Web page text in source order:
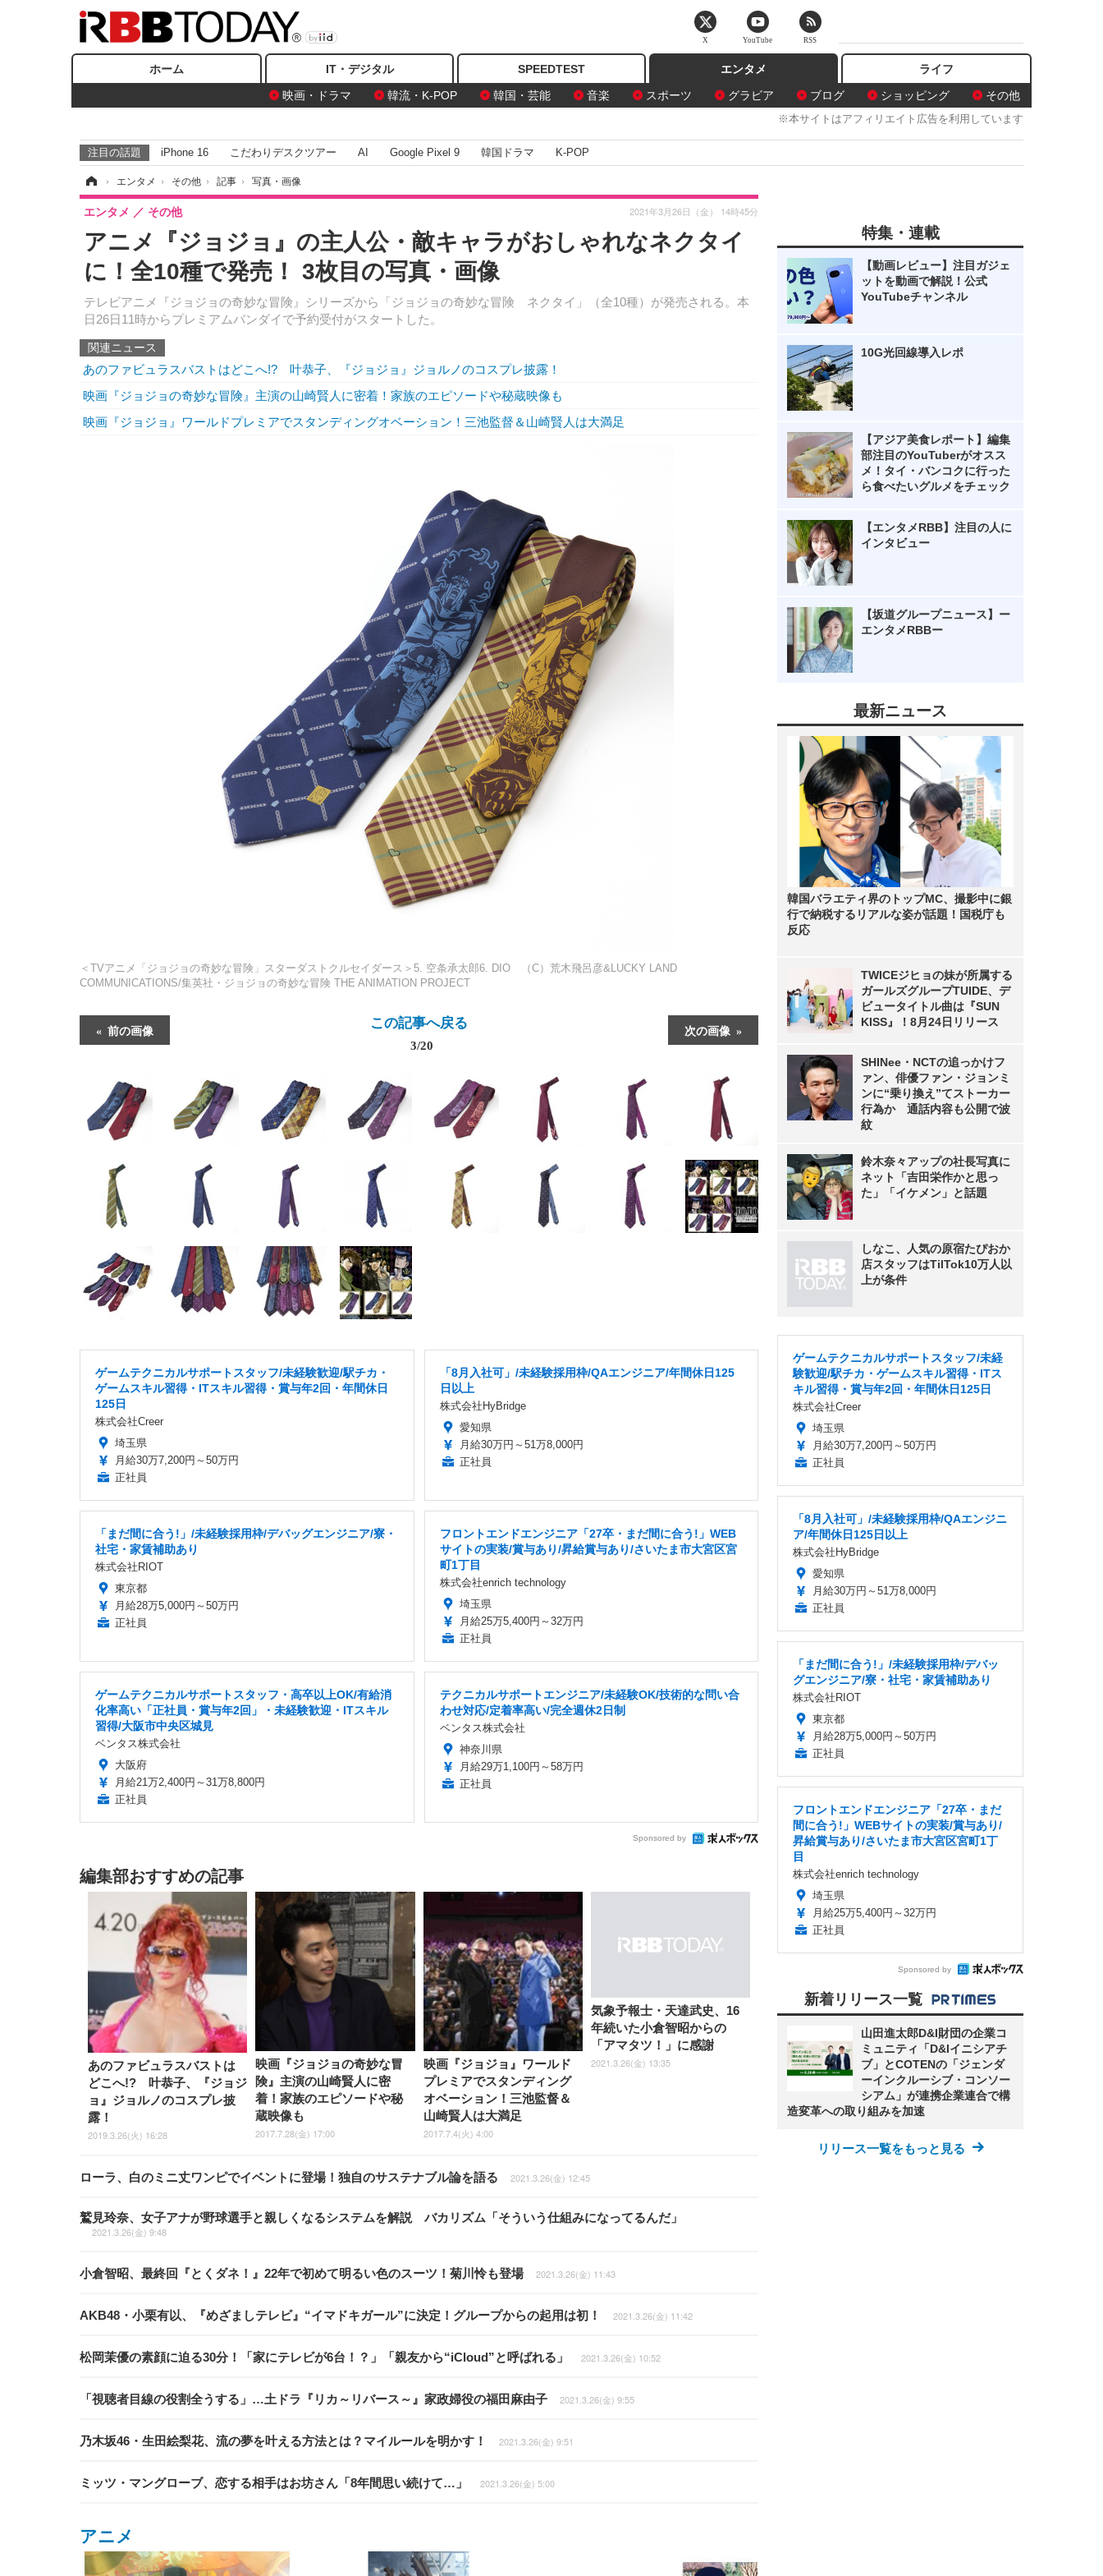
ホーム IT・デジタル SPEEDTEST
エンタメ
映画・ドラマ
韓流・K-POP 韓国・芸能 音楽 スポーツ グラビア ブログ ショッピング その他
ライフ
※本サイトはアフィリエイト広告を利用しています
注目の話題 iPhone 16 こだわりデスクツアー AI Google Pixel 9 韓国ドラマ K-POP
› エンタメ › その他 › 記事 › 写真・画像
アニメ『ジョジョ』の主人公・敵キャラがおしゃれなネクタイ
に！全10種で発売！ 3枚目の写真・画像
テレビアニメ『ジョジョの奇妙な冒険』シリーズから「ジョジョの奇妙な冒険 ネクタイ」（全10種）が発売される。本
日26日11時からプレミアムバンダイで予約受付がスタートした。
エンタメ その他 2021年3月26日（金） 14時45分
関連ニュース
あのファビュラスバストはどこへ!? 叶恭子、『ジョジョ』ジョルノのコスプレ披露！
映画『ジョジョの奇妙な冒険』主演の山崎賢人に密着！家族のエピソードや秘蔵映像も
映画『ジョジョ』ワールドプレミアでスタンディングオベーション！三池監督＆山崎賢人は大満足
＜TVアニメ「ジョジョの奇妙な冒険」スターダストクルセイダース＞5. 空条承太郎6. DIO （C）荒木飛呂彦&LUCKY LAND
COMMUNICATIONS/集英社・ジョジョの奇妙な冒険 THE ANIMATION PROJECT
前の画像 次の画像
この記事へ戻る
3/20
ゲームテクニカルサポートスタッフ/未経験歓迎/駅チカ・
ゲームスキル習得・ITスキル習得・賞与年2回・年間休日
125日
株式会社Creer
埼玉県
月給30万7,200円～50万円
正社員
「8月入社可」/未経験採用枠/QAエンジニア/年間休日125
日以上
株式会社HyBridge
愛知県
月給30万円～51万8,000円
正社員
「まだ間に合う!」/未経験採用枠/デバッグエンジニア/寮・
社宅・家賃補助あり
株式会社RIOT
東京都
月給28万5,000円～50万円
正社員
フロントエンドエンジニア「27卒・まだ間に合う!」WEB
サイトの実装/賞与あり/昇給賞与あり/さいたま市大宮区宮
町1丁目
株式会社enrich technology
埼玉県
月給25万5,400円～32万円
正社員
ゲームテクニカルサポートスタッフ・高卒以上OK/有給消
化率高い「正社員・賞与年2回」・未経験歓迎・ITスキル
習得/大阪市中央区城見
ベンタス株式会社
大阪府
月給21万2,400円～31万8,800円
正社員
テクニカルサポートエンジニア/未経験OK/技術的な問い合
わせ対応/定着率高い/完全週休2日制
ベンタス株式会社
神奈川県
月給29万1,100円～58万円
正社員
Sponsored by
編集部おすすめの記事
あのファビュラスバストは
どこへ!? 叶恭子、『ジョジ
ョ』ジョルノのコスプレ披
露！
2019.3.26(火) 16:28
映画『ジョジョの奇妙な冒
険』主演の山崎賢人に密
着！家族のエピソードや秘
蔵映像も
2017.7.28(金) 17:00
映画『ジョジョ』ワールド
プレミアでスタンディング
オベーション！三池監督＆
山崎賢人は大満足
2017.7.4(火) 4:00
気象予報士・天達武史、16
年続いた小倉智昭からの
「アマタツ！」に感謝
2021.3.26(金) 13:35
ローラ、白のミニ丈ワンピでイベントに登場！独自のサステナブル論を語る 2021.3.26(金) 12:45
鷲見玲奈、女子アナが野球選手と親しくなるシステムを解説 バカリズム「そういう仕組みになってるんだ」
2021.3.26(金) 9:48
小倉智昭、最終回『とくダネ！』22年で初めて明るい色のスーツ！菊川怜も登場 2021.3.26(金) 11:43
AKB48・小栗有以、『めざましテレビ』“イマドキガール”に決定！グループからの起用は初！ 2021.3.26(金) 11:42
松岡茉優の素顔に迫る30分！「家にテレビが6台！？」「親友から“iCloud”と呼ばれる」 2021.3.26(金) 10:52
「視聴者目線の役割全うする」…土ドラ『リカ～リバース～』家政婦役の福田麻由子 2021.3.26(金) 9:55
乃木坂46・生田絵梨花、流の夢を叶える方法とは？マイルールを明かす！ 2021.3.26(金) 9:51
ミッツ・マングローブ、恋する相手はお坊さん「8年間思い続けて…」 2021.3.26(金) 5:00
アニメ
特集・連載
【動画レビュー】注目ガジェ
ットを動画で解説！公式
YouTubeチャンネル
10G光回線導入レポ
【アジア美食レポート】編集
部注目のYouTuberがオスス
メ！タイ・バンコクに行った
ら食べたいグルメをチェック
【エンタメRBB】注目の人に
インタビュー
【坂道グループニュース】ー
エンタメRBBー
最新ニュース
韓国バラエティ界のトップMC、撮影中に銀
行で納税するリアルな姿が話題！国税庁も
反応
TWICEジヒョの妹が所属する
ガールズグループTUIDE、デ
ビュータイトル曲は『SUN
KISS』！8月24日リリース
SHINee・NCTの追っかけフ
ァン、俳優ファン・ジョンミ
ンに“乗り換え”てストーカー
行為か 通話内容も公開で波
紋
鈴木奈々アップの社長写真に
ネット「吉田栄作かと思っ
た」「イケメン」と話題
しなこ、人気の原宿たぴおか
店スタッフはTilTok10万人以
上が条件
ゲームテクニカルサポートスタッフ/未経
験歓迎/駅チカ・ゲームスキル習得・ITス
キル習得・賞与年2回・年間休日125日
株式会社Creer
埼玉県
月給30万7,200円～50万円
正社員
「8月入社可」/未経験採用枠/QAエンジニ
ア/年間休日125日以上
株式会社HyBridge
愛知県
月給30万円～51万8,000円
正社員
「まだ間に合う!」/未経験採用枠/デバッ
グエンジニア/寮・社宅・家賃補助あり
株式会社RIOT
東京都
月給28万5,000円～50万円
正社員
フロントエンドエンジニア「27卒・まだ
間に合う!」WEBサイトの実装/賞与あり/
昇給賞与あり/さいたま市大宮区宮町1丁
目
株式会社enrich technology
埼玉県
月給25万5,400円～32万円
正社員
Sponsored by
新着リリース一覧
山田進太郎D&I財団の企業コ
ミュニティ「D&Iイニシアチ
ブ」とCOTENの「ジェンダ
ーインクルーシブ・コンソー
シアム」が連携企業連合で構
造変革への取り組みを加速
リリース一覧をもっと見る
X YouTube RSS